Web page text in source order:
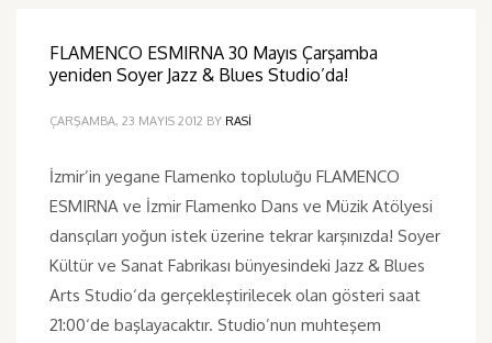
FLAMENCO ESMIRNA 30 Mayıs Çarşamba
yeniden Soyer Jazz & Blues Studio’da!
ÇARŞAMBA, 23 MAYIS 2012 BY RASI
İzmir’in yegane Flamenko topluluğu FLAMENCO
ESMIRNA ve İzmir Flamenko Dans ve Müzik Atölyesi
dansçıları yoğun istek üzerine tekrar karşınızda! Soyer
Kültür ve Sanat Fabrikası bünyesindeki Jazz & Blues
Arts Studio‘da gerçekleştirilecek olan gösteri saat
21:00‘de başlayacaktır. Studio’nun muhteşem